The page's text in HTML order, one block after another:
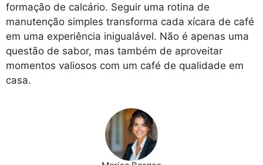
formação de calcário. Seguir uma rotina de
manutenção simples transforma cada xícara de café
em uma experiência inigualável. Não é apenas uma
questão de sabor, mas também de aproveitar
momentos valiosos com um café de qualidade em
casa.